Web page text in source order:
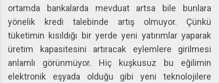
ortamda bankalarda mevduat artsa bile bunlara
yönelik kredi talebinde artış olmuyor. Çünkü
tüketimin kısıldığı bir yerde yeni yatırımlar yaparak
üretim kapasitesini artıracak eylemlere girilmesi
anlamlı görünmüyor. Hiç kuşkusuz bu eğilimin
elektronik eşyada olduğu gibi yeni teknolojilere